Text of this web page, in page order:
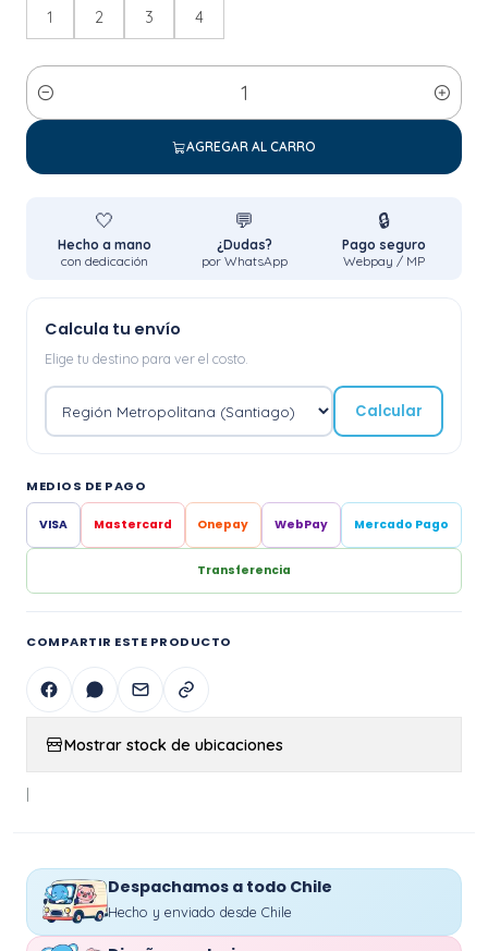
1 2 3 4
Cantidad
AGREGAR AL CARRO
🤍
Hecho a mano
con dedicación
💬
¿Dudas?
por WhatsApp
🔒
Pago seguro
Webpay / MP
Calcula tu envío
Elige tu destino para ver el costo.
Calcular
MEDIOS DE PAGO
VISA Mastercard Onepay WebPay Mercado Pago
Transferencia
COMPARTIR ESTE PRODUCTO
Mostrar stock de ubicaciones
|
Despachamos a todo Chile
Hecho y enviado desde Chile